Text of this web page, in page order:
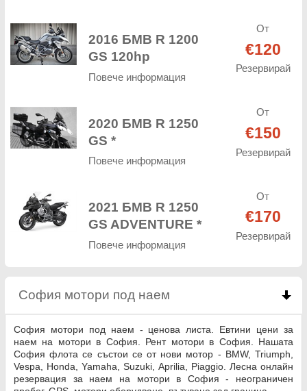
2016 БМВ R 1200
GS 120hp
Повече информация
От
€120
Резервирай
2020 БМВ R 1250
GS *
Повече информация
От
€150
Резервирай
2021 БМВ R 1250
GS ADVENTURE *
Повече информация
От
€170
Резервирай
София мотори под наем click to collapse
София мотори под наем - ценова листа. Евтини цени за
наем на мотори в София. Рент мотори в София. Нашата
София флота се състои се от нови мотор - BMW, Triumph,
Vespa, Honda, Yamaha, Suzuki, Aprilia, Piaggio. Лесна онлайн
резервация за наем на мотори в София - неограничен